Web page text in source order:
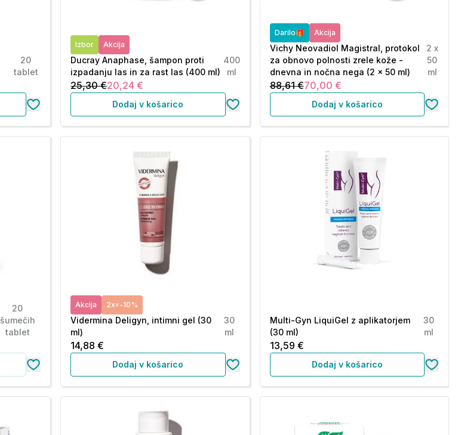
20
tablet
Izbor Akcija
Ducray Anaphase, šampon proti
izpadanju las in za rast las (400 ml)
400
ml
25,30 €20,24 €
Dodaj v košarico
Darilo🎁 Akcija
Vichy Neovadiol Magistral, protokol
za obnovo polnosti zrele kože -
dnevna in nočna nega (2 x 50 ml)
2 x
50
ml
88,61 €70,00 €
Dodaj v košarico
20
šumečih
tablet
Akcija 2x=-10%
Vidermina Deligyn, intimni gel (30
ml)
30
ml
14,88 €
Dodaj v košarico
Multi-Gyn LiquiGel z aplikatorjem
(30 ml)
30
ml
13,59 €
Dodaj v košarico